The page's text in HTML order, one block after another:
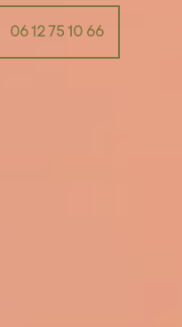
06 12 75 10 66